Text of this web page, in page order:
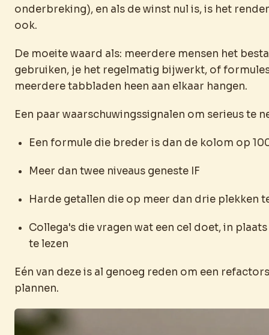
onderbreking), en als de winst nul is, is het
ook.
De moeite waard als: meerdere mensen het
gebruiken, je het regelmatig bijwerkt, of
meerdere tabbladen heen aan elkaar hangen.
Een paar waarschuwingssignalen om serieus te
Een formule die breder is dan de kolom op
Meer dan twee niveaus geneste IF
Harde getallen die op meer dan drie plekken
Collega's die vragen wat een cel doet, in
te lezen
Eén van deze is al genoeg reden om een
plannen.